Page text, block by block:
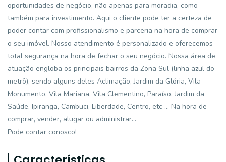
oportunidades de negócio, não apenas para moradia, como
também para investimento. Aqui o cliente pode ter a certeza de
poder contar com profissionalismo e parceria na hora de comprar
o seu imóvel. Nosso atendimento é personalizado e oferecemos
total segurança na hora de fechar o seu negócio. Nossa área de
atuação engloba os principais bairros da Zona Sul (linha azul do
metrô), sendo alguns deles Aclimação, Jardim da Glória, Vila
Monumento, Vila Mariana, Vila Clementino, Paraíso, Jardim da
Saúde, Ipiranga, Cambuci, Liberdade, Centro, etc ... Na hora de
comprar, vender, alugar ou administrar...
Pode contar conosco!